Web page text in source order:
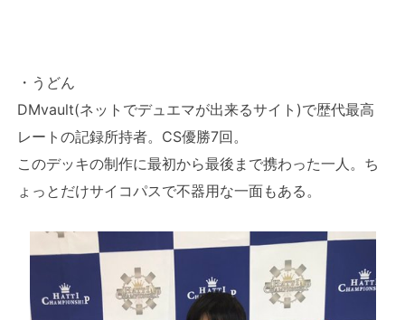
・うどん
DMvault(ネットでデュエマが出来るサイト)で歴代最高
レートの記録所持者。CS優勝7回。
このデッキの制作に最初から最後まで携わった一人。ち
ょっとだけサイコパスで不器用な一面もある。